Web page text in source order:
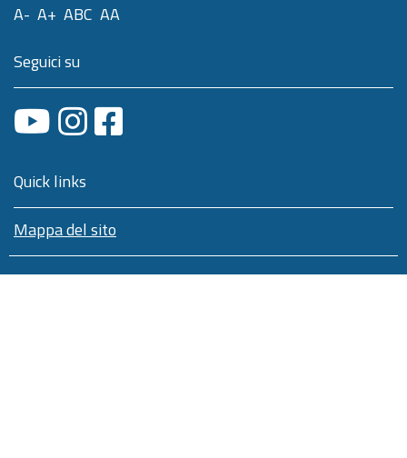
A- A+ ABC AA
Seguici su
Quick links
Mappa del sito